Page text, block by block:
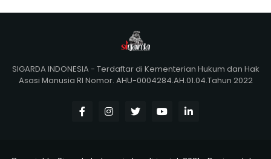
SIGARDA INDONESIA - Terdaftar di Kementerian Hukum dan Hak
Asasi Manusia RI Nomor. AHU-0004284.AH.01.04.Tahun 2022